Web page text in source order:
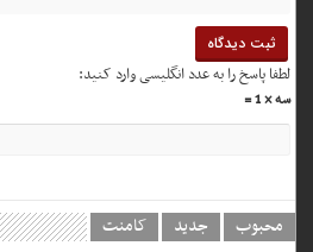
لطفا پاسخ را به عدد انگلیسی وارد کنید:
سه × 1 =
محبوب جدید کامنت